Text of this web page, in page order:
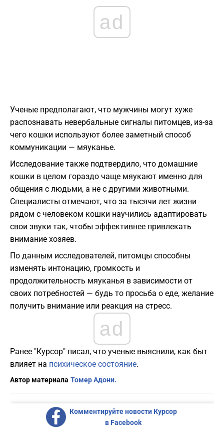
ad
Ученые предполагают, что мужчины могут хуже
распознавать невербальные сигналы питомцев, из-за
чего кошки используют более заметный способ
коммуникации — мяуканье.
Исследование также подтвердило, что домашние
кошки в целом гораздо чаще мяукают именно для
общения с людьми, а не с другими животными.
Специалисты отмечают, что за тысячи лет жизни
рядом с человеком кошки научились адаптировать
свои звуки так, чтобы эффективнее привлекать
внимание хозяев.
По данным исследователей, питомцы способны
изменять интонацию, громкость и
продолжительность мяуканья в зависимости от
своих потребностей — будь то просьба о еде, желание
получить внимание или реакция на стресс.
ad
Ранее "Курсор" писал, что ученые выяснили, как быт
влияет на психическое состояние.
Автор материала Томер Адони.
Комментируйте новости Курсор
в Facebook